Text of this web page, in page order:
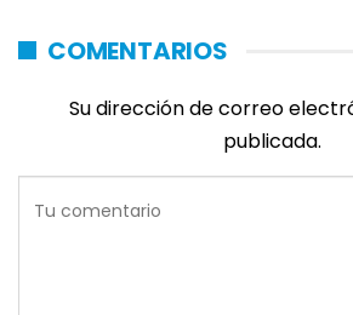
COMENTARIOS
Su dirección de correo
publicada.